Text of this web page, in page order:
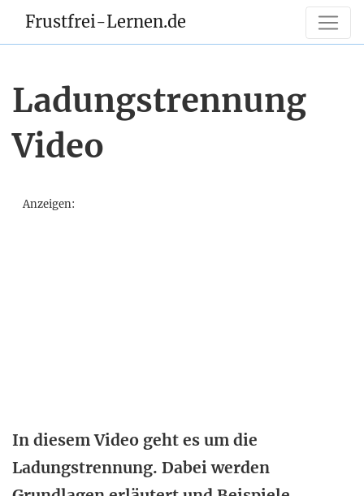
Frustfrei-Lernen.de
Ladungstrennung
Video
Anzeigen:
In diesem Video geht es um die
Ladungstrennung. Dabei werden